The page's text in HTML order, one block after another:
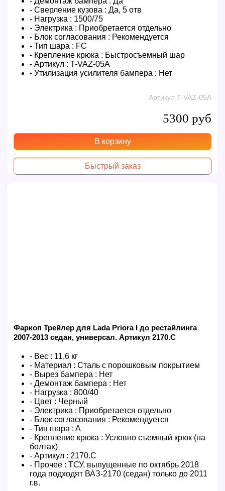
- Сверление кузова : Да, 5 отв
- Нагрузка : 1500/75
- Электрика : Приобретается отдельно
- Блок согласования : Рекомендуется
- Тип шара : FC
- Крепление крюка : Быстросъемный шар
- Артикул : T-VAZ-05A
- Утилизация усилителя бампера : Нет
Артикул T-VAZ-05A
5300 руб
В корзину
Быстрый заказ
Фаркоп Трейлер для Lada Priora I до рестайлинга
2007-2013 седан, универсал. Артикул 2170.C
- Вес : 11,6 кг
- Материал : Сталь с порошковым покрытием
- Вырез бампера : Нет
- Демонтаж бампера : Нет
- Нагрузка : 800/40
- Цвет : Черный
- Электрика : Приобретается отдельно
- Блок согласования : Рекомендуется
- Тип шара : A
- Крепление крюка : Условно съемный крюк (на
болтах)
- Артикул : 2170.C
- Прочее : ТСУ, выпущенные по октябрь 2018
года подходят ВАЗ-2170 (седан) только до 2011
г.в.